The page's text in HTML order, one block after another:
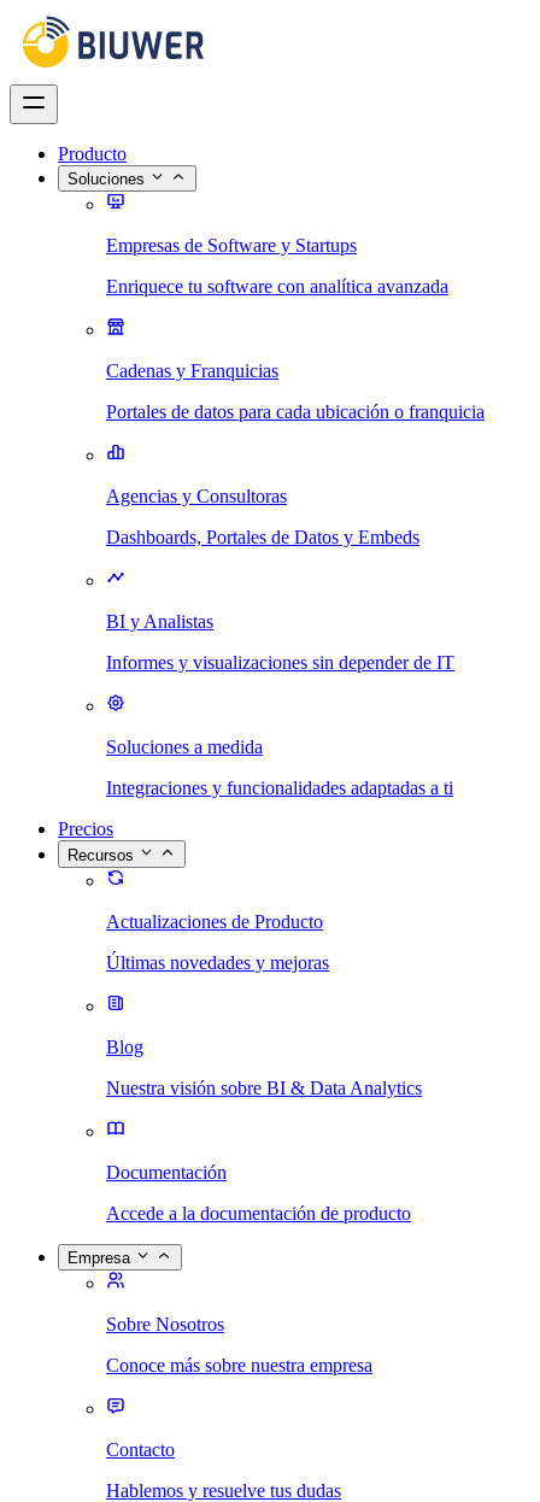
Producto
Soluciones
Empresas de Software y Startups
Enriquece tu software con analítica avanzada
Cadenas y Franquicias
Portales de datos para cada ubicación o franquicia
Agencias y Consultoras
Dashboards, Portales de Datos y Embeds
BI y Analistas
Informes y visualizaciones sin depender de IT
Soluciones a medida
Integraciones y funcionalidades adaptadas a ti
Precios
Recursos
Actualizaciones de Producto
Últimas novedades y mejoras
Blog
Nuestra visión sobre BI & Data Analytics
Documentación
Accede a la documentación de producto
Empresa
Sobre Nosotros
Conoce más sobre nuestra empresa
Contacto
Hablemos y resuelve tus dudas